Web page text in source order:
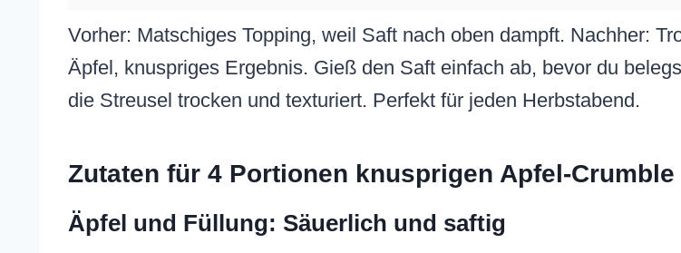
Vorher: Matschiges Topping, weil Saft nach oben dampft. Nachher:
Äpfel, knuspriges Ergebnis. Gieß den Saft einfach ab, bevor du
die Streusel trocken und texturiert. Perfekt für jeden Herbstabend.
Zutaten für 4 Portionen knusprigen Apfel-Crumble
Äpfel und Füllung: Säuerlich und saftig